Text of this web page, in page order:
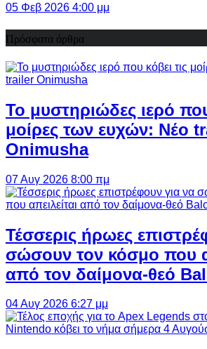
05 Φεβ 2026 4:00 μμ
Πρόσφατα άρθρα
Το μυστηριώδες ιερό
μοίρες των ευχών: Νέο
Onimusha
07 Αυγ 2026 8:00 πμ
Τέσσερις ήρωες
σώσουν τον κόσμο που
από τον δαίμονα-θεό
04 Αυγ 2026 6:27 μμ